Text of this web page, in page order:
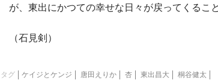
が、東出にかつての幸せな日々が戻ってくるこ
（石見剣）
タグ ケイジとケンジ 唐田えりか 杏 東出昌大 桐谷健太